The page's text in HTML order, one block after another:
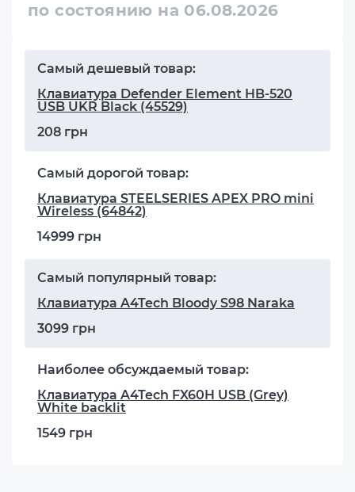
по состоянию на 06.08.2026
Самый дешевый товар:
Клавиатура Defender Element HB-520
USB UKR Black (45529)
208 грн
Самый дорогой товар:
Клавиатура STEELSERIES APEX PRO mini
Wireless (64842)
14999 грн
Самый популярный товар:
Клавиатура A4Tech Bloody S98 Naraka
3099 грн
Наиболее обсуждаемый товар:
Клавиатура A4Tech FX60H USB (Grey)
White backlit
1549 грн